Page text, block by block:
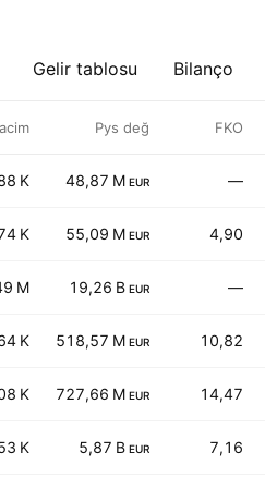
Gelir tablosu Bilanço
Pys değ FKO
K 48,87 M EUR —
K 55,09 M EUR 4,90
M 19,26 B EUR —
K 518,57 M EUR 10,82
K 727,66 M EUR 14,47
K 5,87 B EUR 7,16